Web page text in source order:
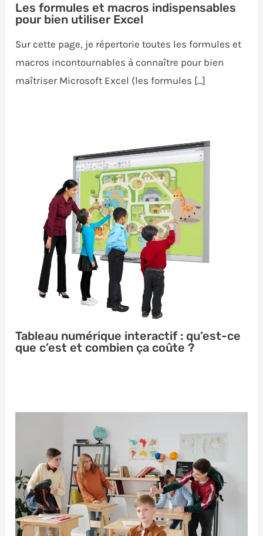
Les formules et macros indispensables
pour bien utiliser Excel
Sur cette page, je répertorie toutes les formules et
macros incontournables à connaître pour bien
maîtriser Microsoft Excel (les formules […]
Tableau numérique interactif : qu’est-ce
que c’est et combien ça coûte ?